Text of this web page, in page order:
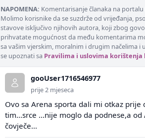
NAPOMENA: Komentarisanje članaka na
Molimo korisnike da se suzdrže od vrijeđanja,
stavove isključivo njihovih autora, koji zbog
prihvatate mogućnost da među komentarima
sa vašim vjerskim, moralnim i drugim načelima
se upoznati sa Pravilima i uslovima
gooUser1716546977
prije 2 mjeseca
Ovo sa Arena sporta dali mi otkaz prije
tim...srce ...nije moglo da podnese,a
čovječe...